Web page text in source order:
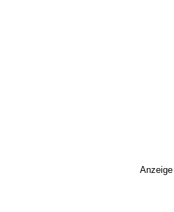
Anzeige